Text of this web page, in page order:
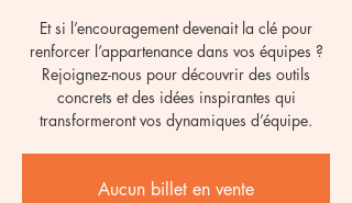
Et si l’encouragement devenait la clé pour
renforcer l’appartenance dans vos équipes ?
Rejoignez-nous pour découvrir des outils
concrets et des idées inspirantes qui
transformeront vos dynamiques d’équipe.
Aucun billet en vente